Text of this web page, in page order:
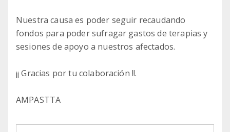
Nuestra causa es poder seguir recaudando
fondos para poder sufragar gastos de terapias y
sesiones de apoyo a nuestros afectados.
¡¡ Gracias por tu colaboración !!.
AMPASTTA